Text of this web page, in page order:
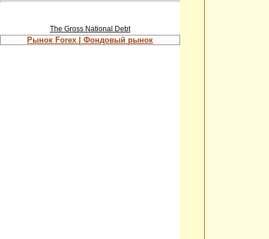
The Gross National Debt
Рынок Forex | Фондовый рынок